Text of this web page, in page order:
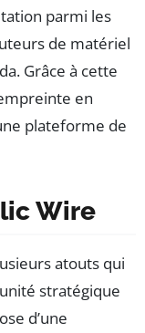
parmi les
de matériel
Grâce à cette
en
plateforme de
Wire
atouts qui
stratégique
d’une